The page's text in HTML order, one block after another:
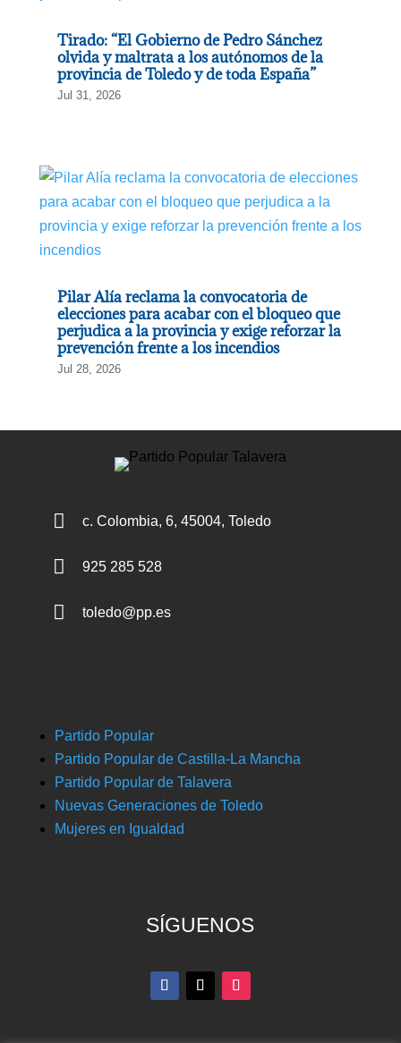
Tirado: “El Gobierno de Pedro Sánchez
olvida y maltrata a los autónomos de la
provincia de Toledo y de toda España”
Jul 31, 2026
Pilar Alía reclama la convocatoria de
elecciones para acabar con el bloqueo que
perjudica a la provincia y exige reforzar la
prevención frente a los incendios
Jul 28, 2026
 c. Colombia, 6, 45004, Toledo
 925 285 528
 toledo@pp.es
Partido Popular
Partido Popular de Castilla-La Mancha
Partido Popular de Talavera
Nuevas Generaciones de Toledo
Mujeres en Igualdad
SÍGUENOS